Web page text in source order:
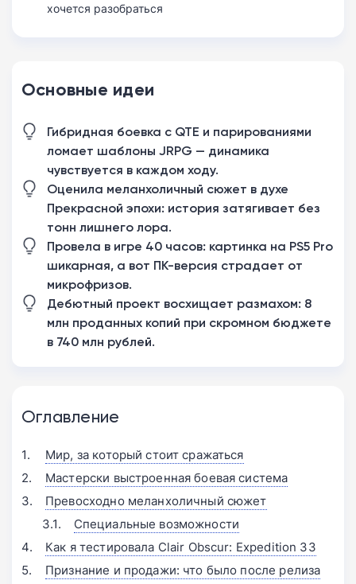
хочется разобраться
Основные идеи
Гибридная боевка с QTE и парированиями
ломает шаблоны JRPG — динамика
чувствуется в каждом ходу.
Оценила меланхоличный сюжет в духе
Прекрасной эпохи: история затягивает без
тонн лишнего лора.
Провела в игре 40 часов: картинка на PS5 Pro
шикарная, а вот ПК-версия страдает от
микрофризов.
Дебютный проект восхищает размахом: 8
млн проданных копий при скромном бюджете
в 740 млн рублей.
Оглавление
Мир, за который стоит сражаться
Мастерски выстроенная боевая система
Превосходно меланхоличный сюжет
Специальные возможности
Как я тестировала Clair Obscur: Expedition 33
Признание и продажи: что было после релиза